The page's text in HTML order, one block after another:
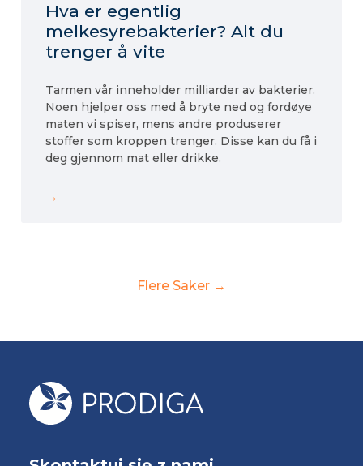
Hva er egentlig
melkesyrebakterier? Alt du
trenger å vite
Tarmen vår inneholder milliarder av bakterier.
Noen hjelper oss med å bryte ned og fordøye
maten vi spiser, mens andre produserer
stoffer som kroppen trenger. Disse kan du få i
deg gjennom mat eller drikke.
→
Flere Saker →